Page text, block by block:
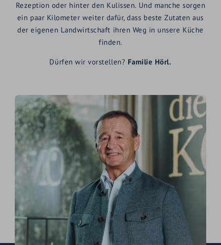
Rezeption oder hinter den Kulissen. Und manche sorgen
ein paar Kilometer weiter dafür, dass beste Zutaten aus
der eigenen Landwirtschaft ihren Weg in unsere Küche
finden.
Dürfen wir vorstellen? Familie Hörl.